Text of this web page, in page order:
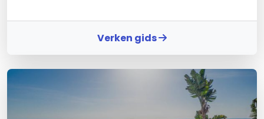
Verken gids